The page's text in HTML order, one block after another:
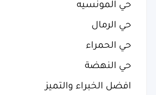
حي المونسيه
حي الرمال
حي الحمراء
حي النهضة
افضل الخبراء والتميز